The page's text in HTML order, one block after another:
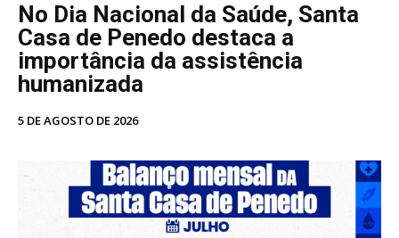
No Dia Nacional da Saúde, Santa
Casa de Penedo destaca a
importância da assistência
humanizada
5 DE AGOSTO DE 2026